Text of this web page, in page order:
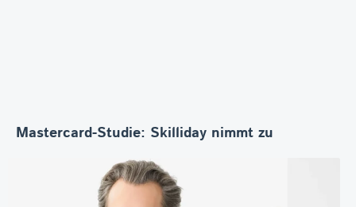
Mastercard-Studie: Skilliday nimmt zu